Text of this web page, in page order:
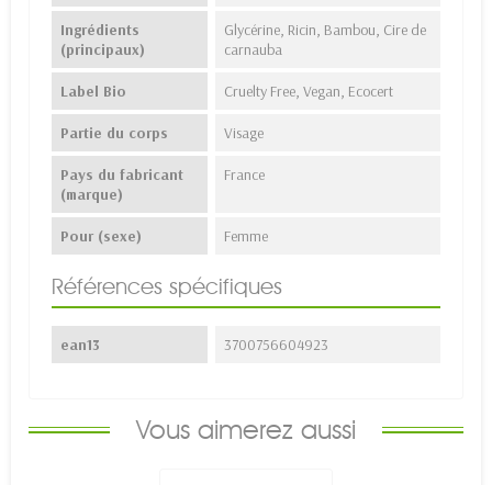
Ingrédients
(principaux)
Glycérine, Ricin, Bambou, Cire de
carnauba
Label Bio Cruelty Free, Vegan, Ecocert
Partie du corps Visage
Pays du fabricant
(marque)
France
Pour (sexe) Femme
Références spécifiques
ean13 3700756604923
Vous aimerez aussi